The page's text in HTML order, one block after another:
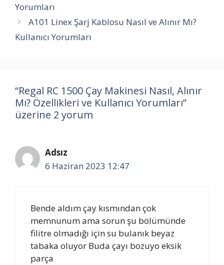
Yorumları
A101 Linex Şarj Kablosu Nasıl ve Alınır Mı?
Kullanıcı Yorumları
“Regal RC 1500 Çay Makinesi Nasıl, Alınır
Mı? Özellikleri ve Kullanıcı Yorumları”
üzerine 2 yorum
Adsız
6 Haziran 2023 12:47
Bende aldım çay kısmından çok
memnunum ama sorun şu bölümünde
filitre olmadığı için su bulanık beyaz
tabaka oluyor Buda çayı bozuyo eksik
parça